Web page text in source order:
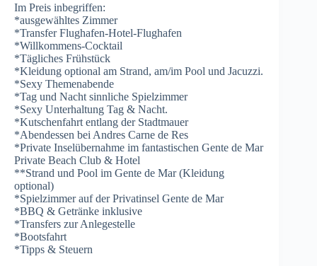
Im Preis inbegriffen:
*ausgewähltes Zimmer
*Transfer Flughafen-Hotel-Flughafen
*Willkommens-Cocktail
*Tägliches Frühstück
*Kleidung optional am Strand, am/im Pool und Jacuzzi.
*Sexy Themenabende
*Tag und Nacht sinnliche Spielzimmer
*Sexy Unterhaltung Tag & Nacht.
*Kutschenfahrt entlang der Stadtmauer
*Abendessen bei Andres Carne de Res
*Private Inselübernahme im fantastischen Gente de Mar
Private Beach Club & Hotel
**Strand und Pool im Gente de Mar (Kleidung
optional)
*Spielzimmer auf der Privatinsel Gente de Mar
*BBQ & Getränke inklusive
*Transfers zur Anlegestelle
*Bootsfahrt
*Tipps & Steuern